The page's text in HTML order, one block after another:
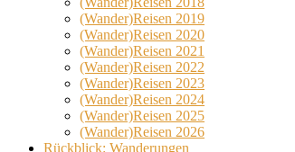
(Wander)Reisen 2019
(Wander)Reisen 2020
(Wander)Reisen 2021
(Wander)Reisen 2022
(Wander)Reisen 2023
(Wander)Reisen 2024
(Wander)Reisen 2025
(Wander)Reisen 2026
Rückblick: Wanderungen